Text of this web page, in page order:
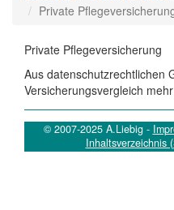
Private
Private Pflegeversicherung
Aus datenschutzrechtlichen
Versicherungsvergleich
© 2007-2025 A.Liebig -
Inhaltsverzeichnis